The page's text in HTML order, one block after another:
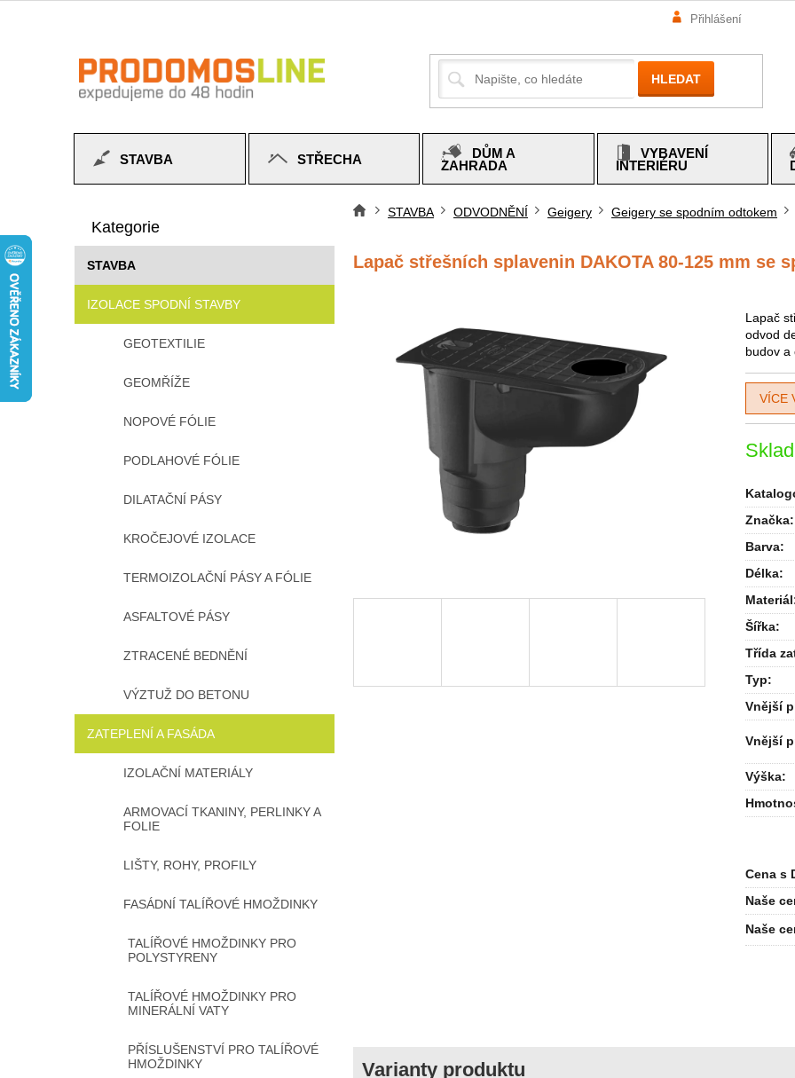
Přihlášení
HLEDAT
STAVBA STŘECHA
DŮM A
ZAHRADA
VYBAVENÍ
INTERIÉRU
t
a
n
kategorie
Kategorie
STAVBA
IZOLACE SPODNÍ STAVBY
GEOTEXTILIE
GEOMŘÍŽE
NOPOVÉ FÓLIE
PODLAHOVÉ FÓLIE
DILATAČNÍ PÁSY
KROČEJOVÉ IZOLACE
TERMOIZOLAČNÍ PÁSY A FÓLIE
ASFALTOVÉ PÁSY
ZTRACENÉ BEDNĚNÍ
VÝZTUŽ DO BETONU
ZATEPLENÍ A FASÁDA
IZOLAČNÍ MATERIÁLY
ARMOVACÍ TKANINY, PERLINKY A
FOLIE
LIŠTY, ROHY, PROFILY
FASÁDNÍ TALÍŘOVÉ HMOŽDINKY
TALÍŘOVÉ HMOŽDINKY PRO
POLYSTYRENY
TALÍŘOVÉ HMOŽDINKY PRO
MINERÁLNÍ VATY
PŘÍSLUŠENSTVÍ PRO TALÍŘOVÉ
HMOŽDINKY
STAVBA ODVODNĚNÍ Geigery Geigery se spodním odtokem
Lapač střešních splavenin DAKOTA 80-125 mm se
Lapač
odvod
budov a
Značka:
Barva:
Délka:
Materiál
Šířka:
Třída
Typ:
Vnější
Vnější
Výška:
VÍCE
Cena s
Naše
Naše